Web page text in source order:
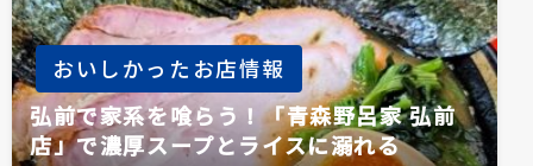
おいしかったお店情報
弘前で家系を喰らう！「青森野呂家 弘前
店」で濃厚スープとライスに溺れる